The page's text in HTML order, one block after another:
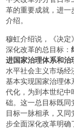
革的重要成就，进一
介绍。
穆虹介绍说，《决
深化改革的总目标：
进国家治理体系和治
水平社会主义市场经
基本实现国家治理
代化，为到本世纪
础。这一总目标既同
目标一脉相承，又
步全面深化改革明确